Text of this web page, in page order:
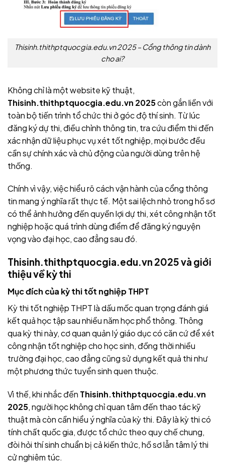
Thisinh.thithptquocgia.edu.vn 2025 – Cổng thông tin dành
cho ai?
Không chỉ là một website kỹ thuật,
Thisinh.thithptquocgia.edu.vn 2025còn gắn liền với
toàn bộ tiến trình tổ chức thi ở góc độ thí sinh. Từ lúc
đăng ký dự thi, điều chỉnh thông tin, tra cứu điểm thi đến
xác nhận dữ liệu phục vụ xét tốt nghiệp, mọi bước đều
cần sự chính xác và chủ động của người dùng trên hệ
thống.
Chính vì vậy, việc hiểu rõ cách vận hành của cổng thông
tin mang ý nghĩa rất thực tế. Một sai lệch nhỏ trong hồ sơ
có thể ảnh hưởng đến quyền lợi dự thi, xét công nhận tốt
nghiệp hoặc quá trình dùng điểm để đăng ký nguyện
vọng vào đại học, cao đẳng sau đó.
Thisinh.thithptquocgia.edu.vn 2025 và giới
thiệu về kỳ thi
Mục đích của kỳ thi tốt nghiệp THPT
Kỳ thi tốt nghiệp THPT là dấu mốc quan trọng đánh giá
kết quả học tập sau nhiều năm học phổ thông. Thông
qua kỳ thi này, cơ quan quản lý giáo dục có căn cứ để xét
công nhận tốt nghiệp cho học sinh, đồng thời nhiều
trường đại học, cao đẳng cũng sử dụng kết quả thi như
một phương thức tuyển sinh quen thuộc.
Vì thế, khi nhắc đến Thisinh.thithptquocgia.edu.vn
2025, người học không chỉ quan tâm đến thao tác kỹ
thuật mà còn cần hiểu ý nghĩa của kỳ thi. Đây là kỳ thi có
tính chất quốc gia, được tổ chức theo quy chế chung,
đòi hỏi thí sinh chuẩn bị cả kiến thức, hồ sơ lẫn tâm lý thi
cử nghiêm túc.